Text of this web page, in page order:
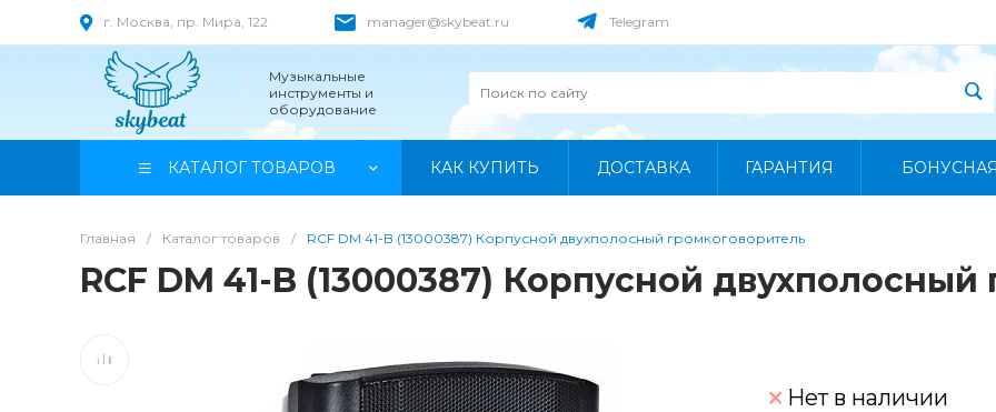
г. Москва, пр. Мира, 122 manager@skybeat.ru Telegram
Музыкальные
инструменты и
оборудование
КАТАЛОГ ТОВАРОВ КАК КУПИТЬ ДОСТАВКА ГАРАНТИЯ
Главная / Каталог товаров / RCF DM 41-B (13000387) Корпусной двухполосный громкоговоритель
RCF DM 41-B (13000387) Корпусной
Нет в наличии